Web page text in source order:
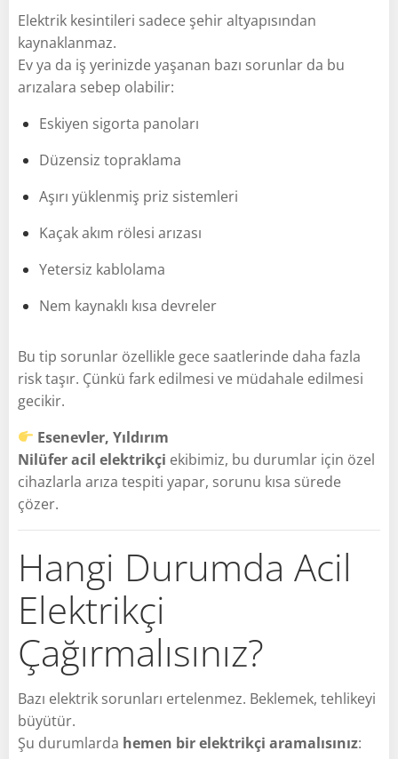
Elektrik kesintileri sadece şehir altyapısından
kaynaklanmaz.
Ev ya da iş yerinizde yaşanan bazı sorunlar da bu
arızalara sebep olabilir:
Eskiyen sigorta panoları
Düzensiz topraklama
Aşırı yüklenmiş priz sistemleri
Kaçak akım rölesi arızası
Yetersiz kablolama
Nem kaynaklı kısa devreler
Bu tip sorunlar özellikle gece saatlerinde daha fazla
risk taşır. Çünkü fark edilmesi ve müdahale edilmesi
gecikir.
Esenevler, Yıldırım
Nilüfer acil elektrikçi ekibimiz, bu durumlar için özel
cihazlarla arıza tespiti yapar, sorunu kısa sürede
çözer.
Hangi Durumda Acil
Elektrikçi
Çağırmalısınız?
Bazı elektrik sorunları ertelenmez. Beklemek, tehlikeyi
büyütür.
Şu durumlarda hemen bir elektrikçi aramalısınız: